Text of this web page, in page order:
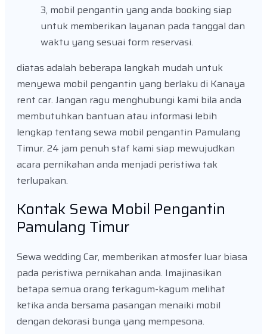
3, mobil pengantin yang anda booking siap
untuk memberikan layanan pada tanggal dan
waktu yang sesuai form reservasi.
diatas adalah beberapa langkah mudah untuk
menyewa mobil pengantin yang berlaku di Kanaya
rent car. Jangan ragu menghubungi kami bila anda
membutuhkan bantuan atau informasi lebih
lengkap tentang sewa mobil pengantin Pamulang
Timur. 24 jam penuh staf kami siap mewujudkan
acara pernikahan anda menjadi peristiwa tak
terlupakan.
Kontak Sewa Mobil Pengantin
Pamulang Timur
Sewa wedding Car, memberikan atmosfer luar biasa
pada peristiwa pernikahan anda. Imajinasikan
betapa semua orang terkagum-kagum melihat
ketika anda bersama pasangan menaiki mobil
dengan dekorasi bunga yang mempesona.